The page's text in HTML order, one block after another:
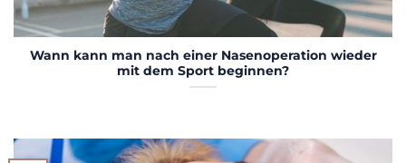
Wann kann man nach einer Nasenoperation wieder
mit dem Sport beginnen?